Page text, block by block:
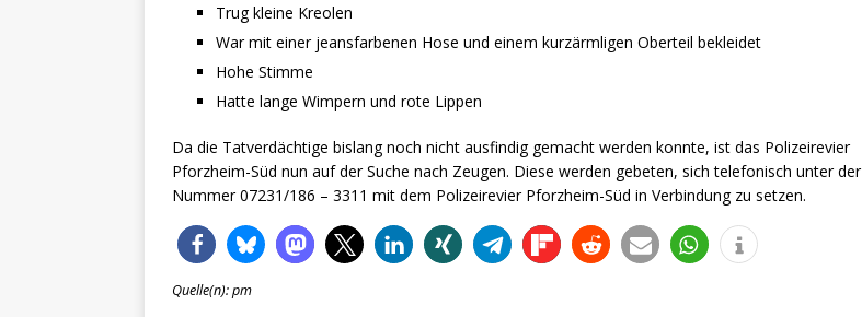
Trug kleine Kreolen
War mit einer jeansfarbenen Hose und einem kurzärmligen Oberteil bekleidet
Hohe Stimme
Hatte lange Wimpern und rote Lippen
Da die Tatverdächtige bislang noch nicht ausfindig gemacht werden konnte, ist das Polizeirevier
Pforzheim-Süd nun auf der Suche nach Zeugen. Diese werden gebeten, sich telefonisch unter der
Nummer 07231/186 – 3311 mit dem Polizeirevier Pforzheim-Süd in Verbindung zu setzen.
Quelle(n): pm